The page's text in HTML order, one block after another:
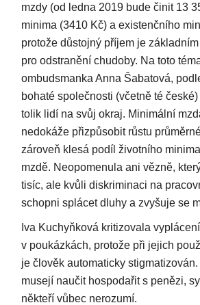
mzdy (od ledna 2019 bude činit 13
minima (3410 Kč) a existenčního
protože důstojný příjem je
pro odstranění chudoby. Na toto
ombudsmanka Anna Šabatová,
bohaté společnosti (včetně té
tolik lidí na svůj okraj. Minimální
nedokáže přizpůsobit růstu
zároveň klesá podíl životního
mzdě. Neopomenula ani vězně,
tisíc, ale kvůli diskriminaci na
schopni splácet dluhy a zvyšuje se
Iva Kuchyňková kritizovala
v poukázkách, protože při jejich
je člověk automaticky
musejí naučit hospodařit s penězi,
někteří vůbec nerozumí.